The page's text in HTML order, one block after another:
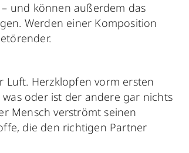
und können außerdem das
Werden einer Komposition
Luft. Herzklopfen vorm ersten
oder ist der andere gar nichts
Mensch verströmt seinen
die den richtigen Partner